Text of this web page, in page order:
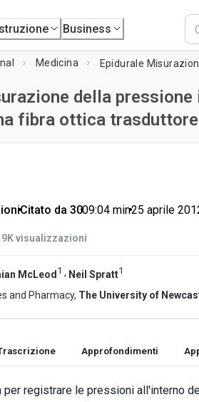
Business
Medicina
della
fibra ottica
•Citato da 30•09:04 min•25 aprile
visualizzazioni
McLeod 1 , Neil Spratt1
and Pharmacy, The University of
Approfondimenti
per registrare le pressioni all'interno